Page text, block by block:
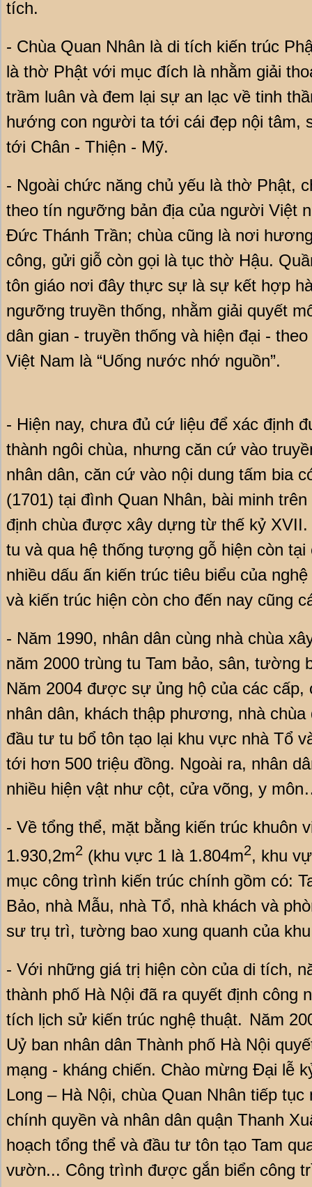
tích.
- Chùa Quan Nhân là di tích kiến trúc
là thờ Phật với mục đích là nhằm giải
trầm luân và đem lại sự an lạc về tinh
hướng con người ta tới cái đẹp nội tâm,
tới Chân - Thiện - Mỹ.
- Ngoài chức năng chủ yếu là thờ Phật,
theo tín ngưỡng bản địa của người Việt
Đức Thánh Trần; chùa cũng là nơi
công, gửi giỗ còn gọi là tục thờ Hậu.
tôn giáo nơi đây thực sự là sự kết hợp
ngưỡng truyền thống, nhằm giải quyết
dân gian - truyền thống và hiện đại -
Việt Nam là “Uống nước nhớ nguồn”.
- Hiện nay, chưa đủ cứ liệu để xác định
thành ngôi chùa, nhưng căn cứ vào
nhân dân, căn cứ vào nội dung tấm bia
(1701) tại đình Quan Nhân, bài minh
định chùa được xây dựng từ thế kỷ
tu và qua hệ thống tượng gỗ hiện còn tại
nhiều dấu ấn kiến trúc tiêu biểu của
và kiến trúc hiện còn cho đến nay cũng
- Năm 1990, nhân dân cùng nhà chùa
năm 2000 trùng tu Tam bảo, sân, tường
Năm 2004 được sự ủng hộ của các cấp,
nhân dân, khách thập phương, nhà
đầu tư tu bổ tôn tạo lại khu vực nhà Tổ
tới hơn 500 triệu đồng. Ngoài ra, nhân
nhiều hiện vật như cột, cửa võng, y
- Về tổng thể, mặt bằng kiến trúc khuôn
1.930,2m2 (khu vực 1 là 1.804m2, khu
mục công trình kiến trúc chính gồm có:
Bảo, nhà Mẫu, nhà Tổ, nhà khách và
sư trụ trì, tường bao xung quanh của
- Với những giá trị hiện còn của di tích,
thành phố Hà Nội đã ra quyết định công
tích lịch sử kiến trúc nghệ thuật. Năm
Uỷ ban nhân dân Thành phố Hà Nội
mạng - kháng chiến. Chào mừng Đại lễ
Long – Hà Nội, chùa Quan Nhân tiếp
chính quyền và nhân dân quận Thanh
hoạch tổng thể và đầu tư tôn tạo Tam
vườn... Công trình được gắn biển công